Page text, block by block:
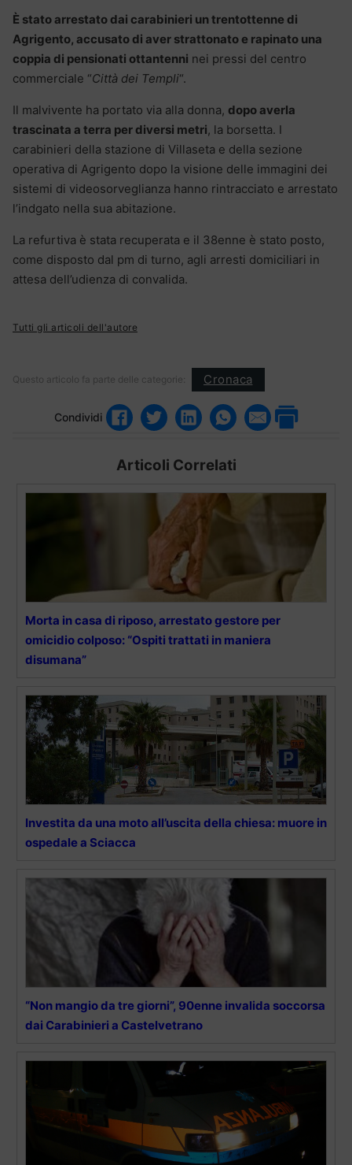
È stato arrestato dai carabinieri un trentottenne di
Agrigento, accusato di aver strattonato e rapinato una
coppia di pensionati ottantenni nei pressi del centro
commerciale “Città dei Templi“.
Il malvivente ha portato via alla donna, dopo averla
trascinata a terra per diversi metri, la borsetta. I
carabinieri della stazione di Villaseta e della sezione
operativa di Agrigento dopo la visione delle immagini dei
sistemi di videosorveglianza hanno rintracciato e arrestato
l’indgato nella sua abitazione.
La refurtiva è stata recuperata e il 38enne è stato posto,
come disposto dal pm di turno, agli arresti domiciliari in
attesa dell’udienza di convalida.
Tutti gli articoli dell'autore
Questo articolo fa parte delle categorie: Cronaca
Condividi
Articoli Correlati
Morta in casa di riposo, arrestato gestore per
omicidio colposo: “Ospiti trattati in maniera
disumana”
Investita da una moto all’uscita della chiesa: muore in
ospedale a Sciacca
“Non mangio da tre giorni”, 90enne invalida soccorsa
dai Carabinieri a Castelvetrano